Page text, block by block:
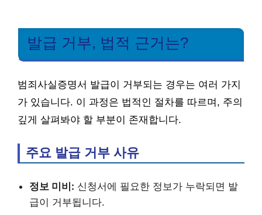
발급 거부, 법적 근거는?
범죄사실증명서 발급이 거부되는 경우는 여러 가지
가 있습니다. 이 과정은 법적인 절차를 따르며, 주의
깊게 살펴봐야 할 부분이 존재합니다.
주요 발급 거부 사유
정보 미비: 신청서에 필요한 정보가 누락되면 발
급이 거부됩니다.